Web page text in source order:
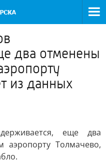
два отменены
из данных
еще два
аэропорту Толмачево,